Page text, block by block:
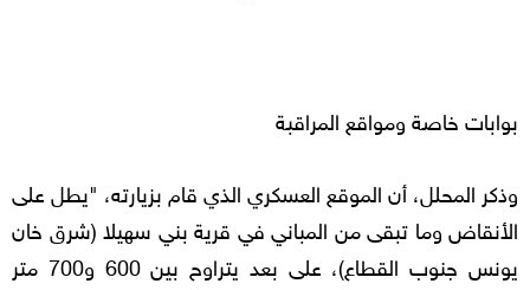
بوابات خاصة ومواقع المراقبة
وذكر المحلل، أن الموقع العسكري الذي قام بزيارته، "يطل على
الأنقاض وما تبقى من المباني في قرية بني سهيلا (شرق خان
يونس جنوب القطاع)، على بعد يتراوح بين 600 و700 متر